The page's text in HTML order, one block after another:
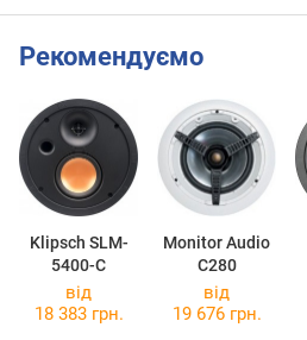
Рекомендуємо
Klipsch SLM-
5400-C
Monitor Audio
C280
від
18 383 грн.
від
19 676 грн.